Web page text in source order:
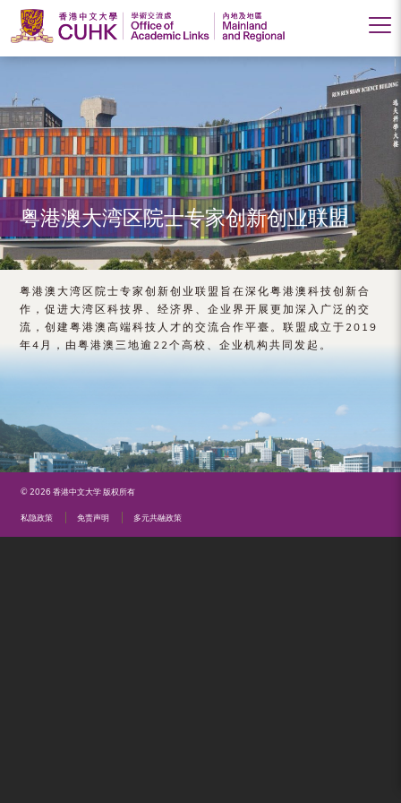
香
港
中
文
大
学
学
术
交
流
处
（内
地
及
地
区）
粤港澳大湾区院士专家创新创业联盟
粤港澳大湾区院士专家创新创业联盟旨在深化粤港澳科技创新合
作，促进大湾区科技界、经济界、企业界开展更加深入广泛的交
流，创建粤港澳高端科技人才的交流合作平臺。联盟成立于2019
年4月，由粤港澳三地逾22个高校、企业机构共同发起。
© 2026 香港中文大学 版权所有
私隐政策 免责声明 多元共融政策